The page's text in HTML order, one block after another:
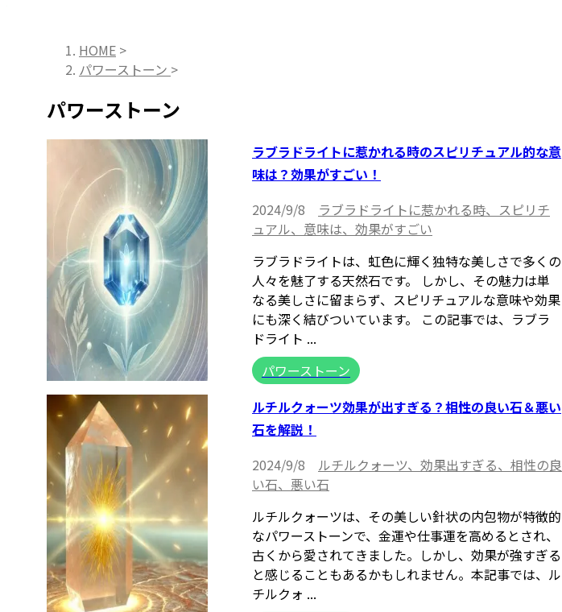
HOME >
パワーストーン >
パワーストーン
ラブラドライトに惹かれる時のスピリチュアル的な意
味は？効果がすごい！
2024/9/8
ラブラドライトに惹かれる時、スピリチ
ュアル、意味は、効果がすごい
ラブラドライトは、虹色に輝く独特な美しさで多くの
人々を魅了する天然石です。 しかし、その魅力は単
なる美しさに留まらず、スピリチュアルな意味や効果
にも深く結びついています。 この記事では、ラブラ
ドライト ...
パワーストーン
ルチルクォーツ効果が出すぎる？相性の良い石＆悪い
石を解説！
2024/9/8
ルチルクォーツ、効果出すぎる、相性の良
い石、悪い石
ルチルクォーツは、その美しい針状の内包物が特徴的
なパワーストーンで、金運や仕事運を高めるとされ、
古くから愛されてきました。しかし、効果が強すぎる
と感じることもあるかもしれません。本記事では、ル
チルクォ ...